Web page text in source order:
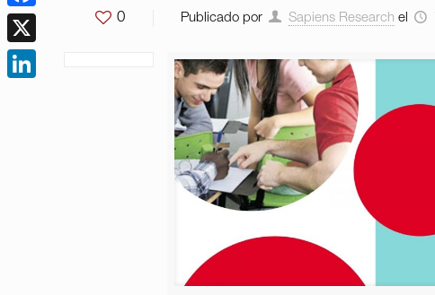
0 Publicado por Sapiens Research el
Facebook
X